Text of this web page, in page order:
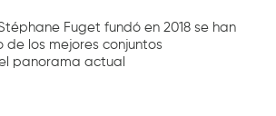
Fuget fundó en 2018 se han
de los mejores conjuntos
panorama actual